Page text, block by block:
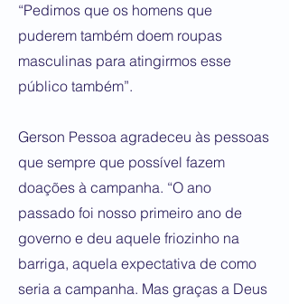
“Pedimos que os homens que
puderem também doem roupas
masculinas para atingirmos esse
público também”.
Gerson Pessoa agradeceu às pessoas
que sempre que possível fazem
doações à campanha. “O ano
passado foi nosso primeiro ano de
governo e deu aquele friozinho na
barriga, aquela expectativa de como
seria a campanha. Mas graças a Deus